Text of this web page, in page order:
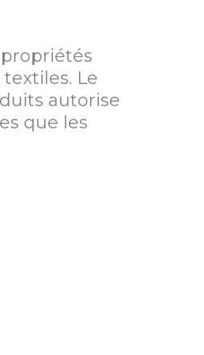
Le
autorise
que les